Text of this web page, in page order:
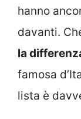
hanno
davanti.
la
famosa
lista è